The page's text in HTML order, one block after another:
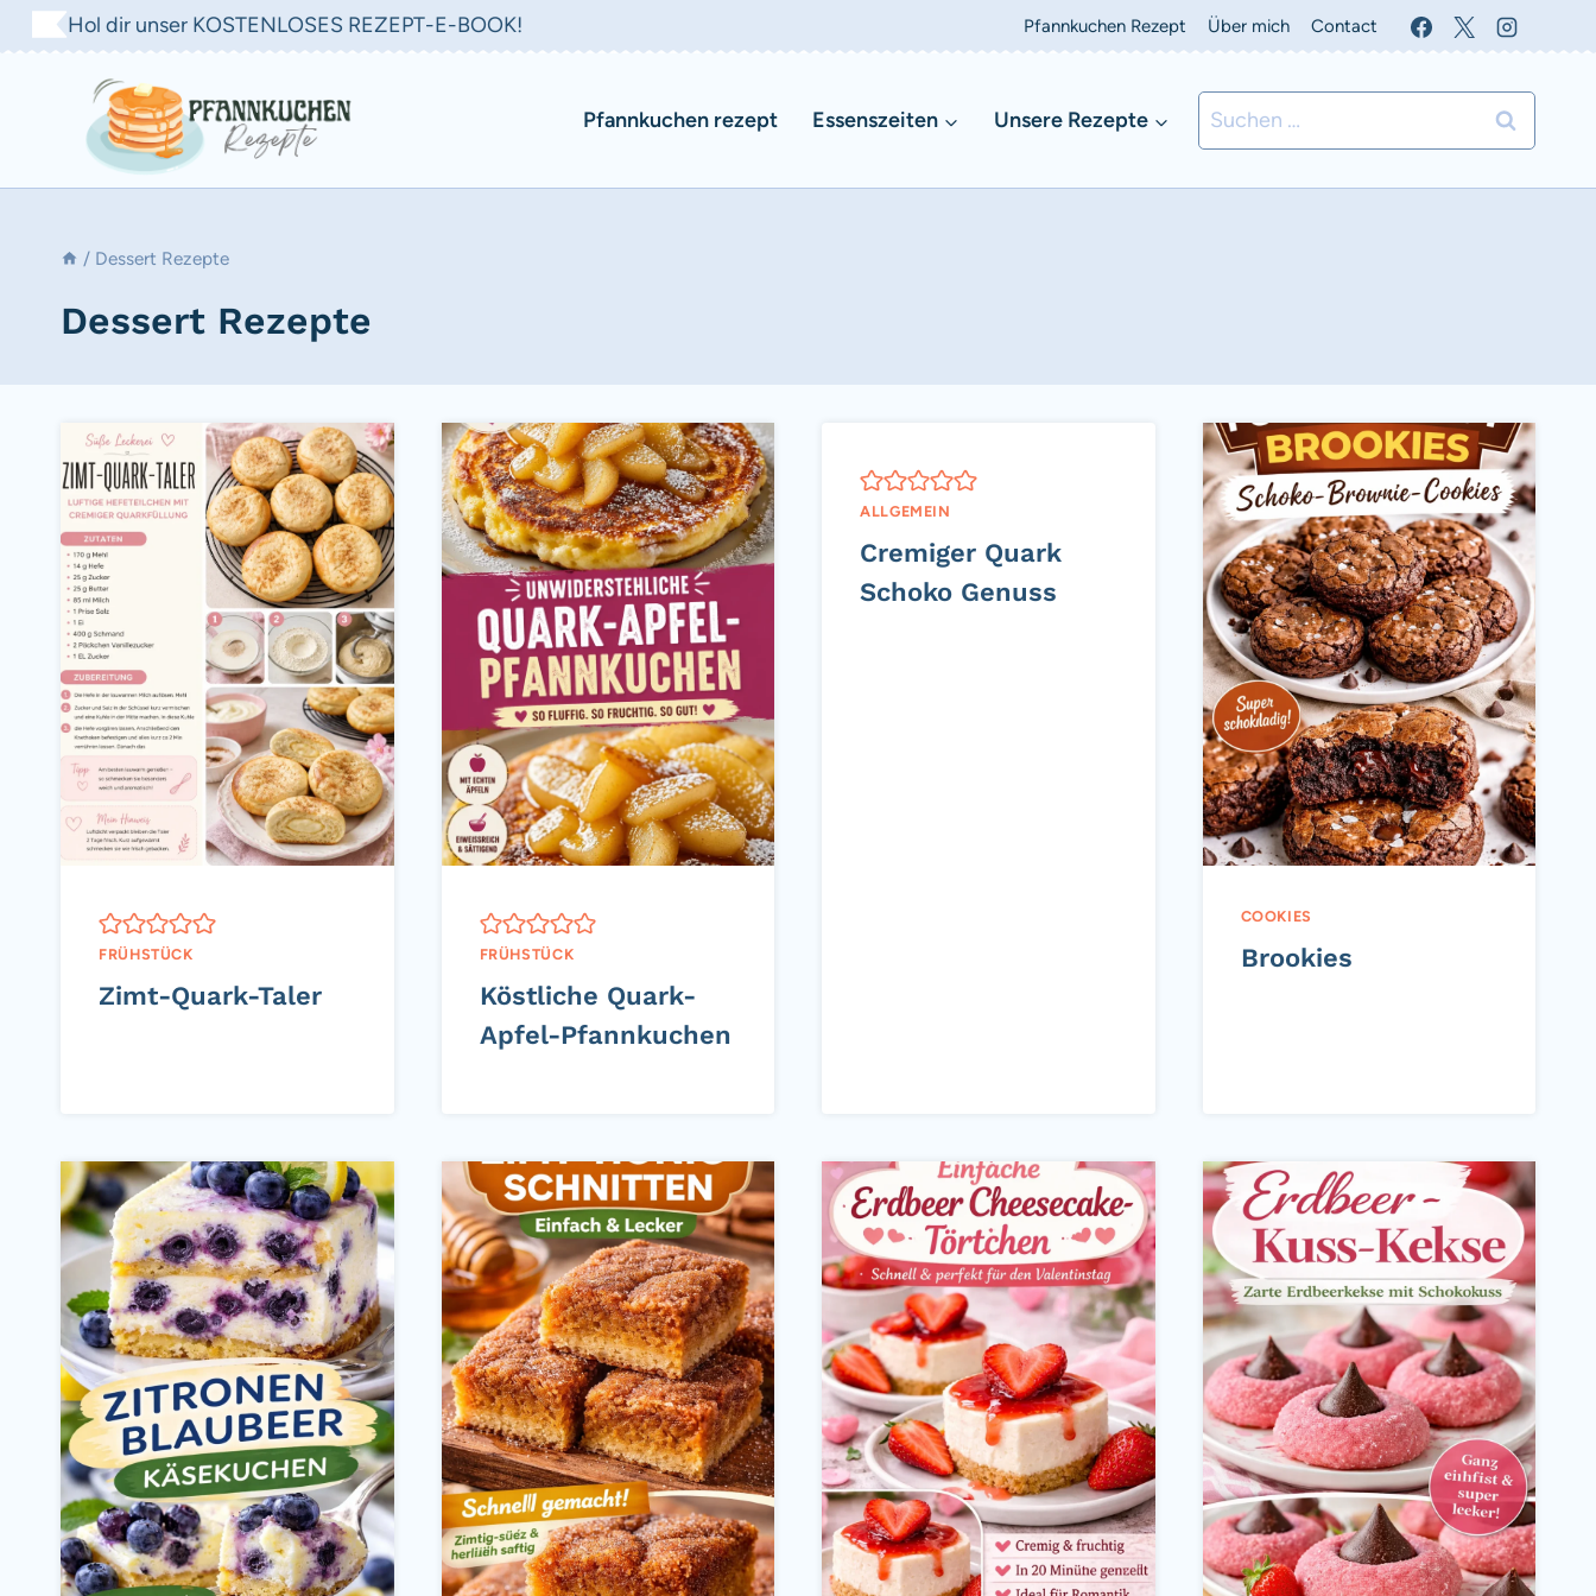
Zum
Inhalt
Hol dir unser KOSTENLOSES REZEPT-E-BOOK! Pfannkuchen Rezept Über mich Contact
Pfannkuchen rezept Essenszeiten Unsere Rezepte
Suchen
nach:
/ Dessert Rezepte
Dessert Rezepte
FRÜHSTÜCK
Zimt-Quark-Taler
FRÜHSTÜCK
Köstliche Quark-
Apfel-Pfannkuchen
ALLGEMEIN
Cremiger Quark
Schoko Genuss
COOKIES
Brookies